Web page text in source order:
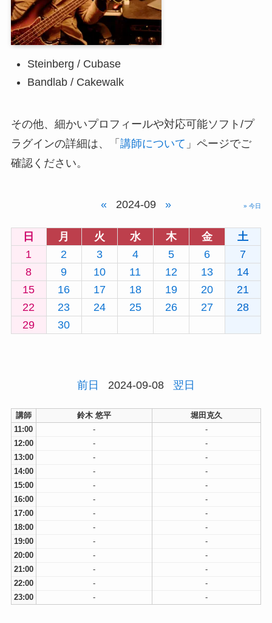
Steinberg / Cubase
Bandlab / Cakewalk
その他、細かいプロフィールや対応可能ソフト/プ
ラグインの詳細は、「 講師について 」ページでご
確認ください。
« 2024-09 » » 今日
日 月 火 水 木 金
土
1
2 3 4 5 6
7
8
9 10 11 12 13
14
15
16 17 18 19 20
21
22
23 24 25 26 27
28
29
30
前日 2024-09-08 翌日
講師 鈴木 悠平
堀田克久
11:00
-
-
12:00
-
-
13:00
-
-
14:00
-
-
15:00
-
-
16:00
-
-
17:00
-
-
18:00
-
-
19:00
-
-
20:00
-
-
21:00
-
-
22:00
-
-
23:00
- -